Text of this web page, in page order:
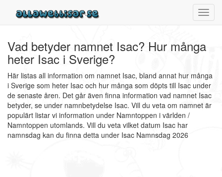
Vad betyder namnet Isac? Hur många
heter Isac i Sverige?
Här listas all information om namnet Isac, bland annat hur många
i Sverige som heter Isac och hur många som döpts till Isac under
de senaste åren. Det går även finna information vad namnet Isac
betyder, se under namnbetydelse Isac. Vill du veta om namnet är
populärt listar vi information under Namntoppen i världen /
Namntoppen utomlands. Vill du veta vilket datum Isac har
namnsdag kan du finna detta under Isac Namnsdag 2026